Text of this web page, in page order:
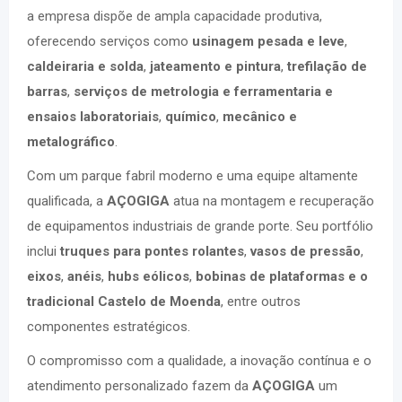
a empresa dispõe de ampla capacidade produtiva,
oferecendo serviços como usinagem pesada e leve,
caldeiraria e solda, jateamento e pintura, trefilação de
barras, serviços de metrologia e ferramentaria e
ensaios laboratoriais, químico, mecânico e
metalográfico.
Com um parque fabril moderno e uma equipe altamente
qualificada, a AÇOGIGA atua na montagem e recuperação
de equipamentos industriais de grande porte. Seu portfólio
inclui truques para pontes rolantes,vasos de pressão,
eixos, anéis, hubs eólicos, bobinas de plataformas e o
tradicional Castelo de Moenda, entre outros
componentes estratégicos.
O compromisso com a qualidade, a inovação contínua e o
atendimento personalizado fazem da AÇOGIGA um